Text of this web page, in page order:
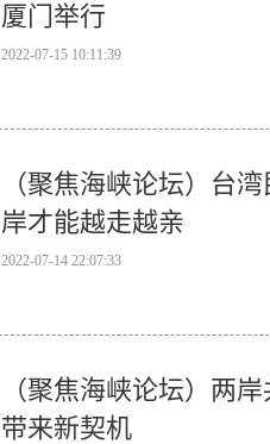
厦门举行
2022-07-15 10:11:39
（聚焦海峡论坛）台
岸才能越走越亲
2022-07-14 22:07:33
（聚焦海峡论坛）两
带来新契机